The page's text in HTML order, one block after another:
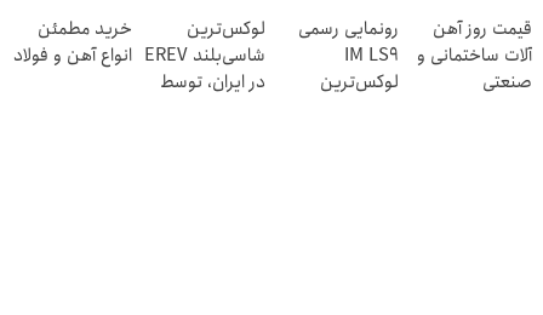
ایران شد
ایران شد
با گارانتی
تعویض)
قیمت روز آهن
آلات ساختمانی و
صنعتی
رونمایی رسمی
IM LS9
لوکس‌ترین
لوکس‌ترین
شاسی‌بلند EREV
در ایران، توسط
خرید مطمئن
انواع آهن و فولاد